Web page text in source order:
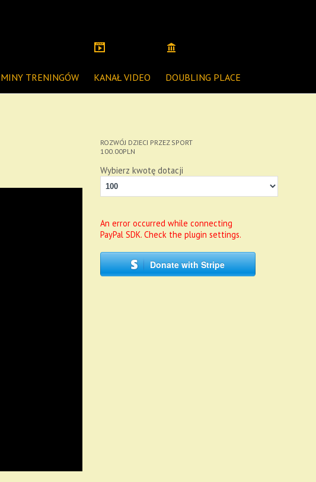
TRENINGÓW KANAŁ VIDEO DOUBLING PLACE
ROZWÓJ DZIECI PRZEZ SPORT
100.00PLN
Wybierz kwotę dotacji
An error occurred while connecting
PayPal SDK. Check the plugin settings.
Donate with Stripe